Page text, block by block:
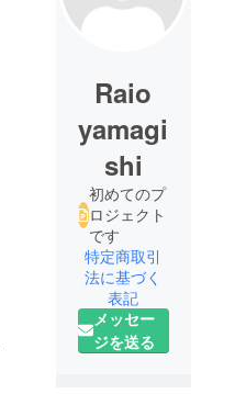
Raio
yamagi
shi
初めてのプ
ロジェクト
です
特定商取引
法に基づく
表記
メッセー
ジを送る